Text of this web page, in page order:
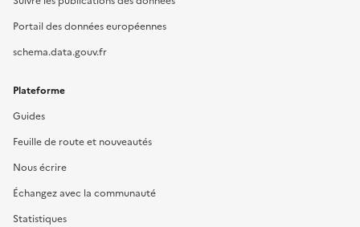
Portail des données européennes
schema.data.gouv.fr
Plateforme
Guides
Feuille de route et nouveautés
Nous écrire
Échangez avec la communauté
Statistiques